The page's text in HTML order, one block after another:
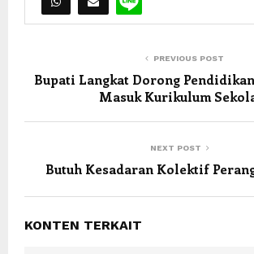
PREVIOUS POST
Bupati Langkat Dorong
Masuk Kurikulum
NEXT POST
Butuh Kesadaran Kolektif
KONTEN TERKAIT